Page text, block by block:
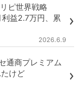
ピ世界戦略
利益2.7万円、累
2026.6.9
通商プレミアム
けど